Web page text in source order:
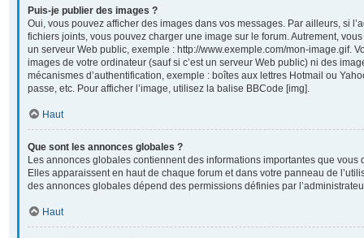
Puis-je publier des images ?
Oui, vous pouvez afficher des images dans vos messages. Par ailleurs, si
fichiers joints, vous pouvez charger une image sur le forum. Autrement,
un serveur Web public, exemple : http://www.exemple.com/mon-image.gif.
images de votre ordinateur (sauf si c’est un serveur Web public) ni des
mécanismes d’authentification, exemple : boîtes aux lettres Hotmail ou
passe, etc. Pour afficher l’image, utilisez la balise BBCode [img].
Haut
Que sont les annonces globales ?
Les annonces globales contiennent des informations importantes que vous
Elles apparaissent en haut de chaque forum et dans votre panneau de
des annonces globales dépend des permissions définies par
Haut